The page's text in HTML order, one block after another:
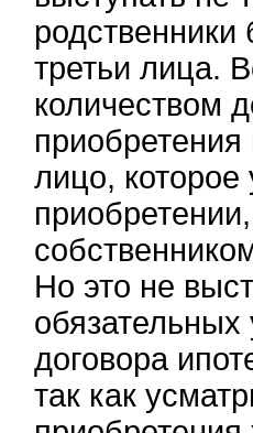
родственники
третьи лица.
количеством
приобретения
лицо, которое
Но это не
договора
так как